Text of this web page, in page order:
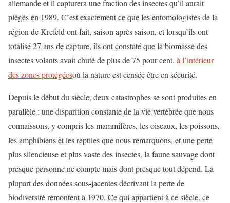
allemande et il capturera une fraction des insectes qu’il aurait
piégés en 1989. C’est exactement ce que les entomologistes de la
région de Krefeld ont fait, saison après saison, et lorsqu’ils ont
totalisé 27 ans de capture, ils ont constaté que la biomasse des
insectes volants avait chuté de plus de 75 pour cent. à l’intérieur
des zones protégéesoù la nature est censée être en sécurité.
Depuis le début du siècle, deux catastrophes se sont produites en
parallèle : une disparition constante de la vie vertébrée que nous
connaissons, y compris les mammifères, les oiseaux, les poissons,
les amphibiens et les reptiles que nous remarquons, et une perte
plus silencieuse et plus vaste des insectes, la faune sauvage dont
presque personne ne compte mais dont presque tout dépend. La
plupart des données sous-jacentes décrivant la perte de
biodiversité remontent à 1970. Ce qui appartient à ce siècle, ce